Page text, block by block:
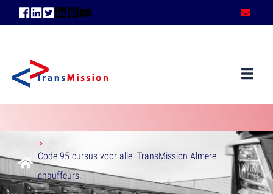
Code 95 cursus voor alle TransMission Almere
chauffeurs.